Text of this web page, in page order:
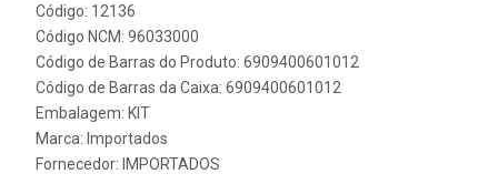
Código: 12136
Código NCM: 96033000
Código de Barras do Produto: 6909400601012
Código de Barras da Caixa: 6909400601012
Embalagem: KIT
Marca: Importados
Fornecedor: IMPORTADOS